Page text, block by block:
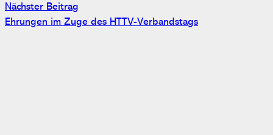
Nächster Beitrag
Ehrungen im Zuge des HTTV-Verbandstags